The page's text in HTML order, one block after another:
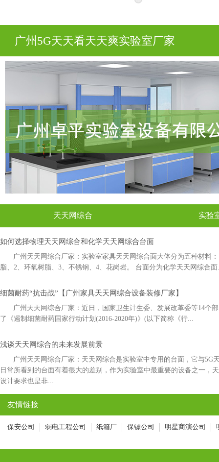
广州5G天天看天天爽实验室厂家
天天网综合 实验
如何选择物理天天网综合和化学天天网综合台面
广州天天网综合厂家：实验室家具天天网综合面大体分为五种材料：
脂、2、环氧树脂、3、不锈钢、4、花岗岩。 台面分为化学天天网综合
细菌耐药“抗击战”【广州家具天天网综合设备装修厂家】
广州天天网综合厂家：近日，国家卫生计生委、发展改革委等14个
了《遏制细菌耐药国家行动计划(2016-2020年)》(以下简称《行...
浅谈天天网综合的未来发展前景
广州天天网综合厂家：天天网综合是实验室中专用的台面，它与
日常所看到的台面有着很大的差别，作为实验室中最重要的设备之一，
设计要求也是非...
友情链接
保安公司 弱电工程公司 纸箱厂 保镖公司 明星商演公司